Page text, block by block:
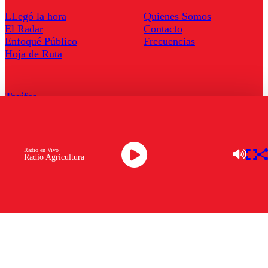
Radio Agricultura
Radio en Vivo
LLegó la hora
El Radar
Enfoqué Público
Hoja de Ruta
Quienes Somos
Contacto
Frecuencias
Tarifas
Descarga la APP